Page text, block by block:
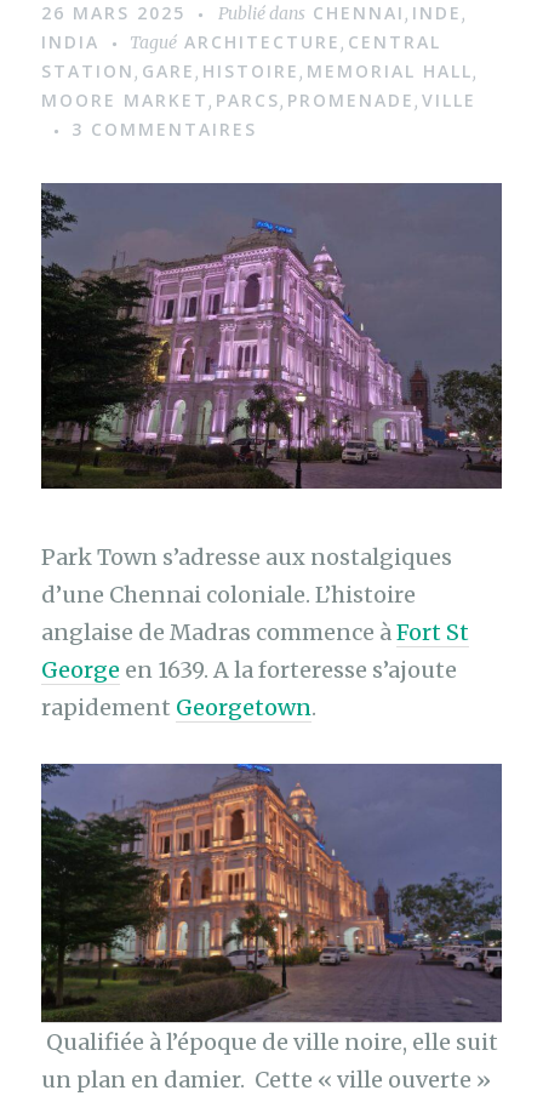
26 MARS 2025 Publié dans CHENNAI, INDE,
INDIA Tagué ARCHITECTURE, CENTRAL
STATION, GARE, HISTOIRE, MEMORIAL HALL,
MOORE MARKET, PARCS, PROMENADE,VILLE
3 COMMENTAIRES
Park Town s’adresse aux nostalgiques
d’une Chennai coloniale. L’histoire
anglaise de Madras commence àFort St
George en 1639. A la forteresse s’ajoute
rapidement Georgetown.
Qualifiée à l’époque de ville noire, elle suit
un plan en damier. Cette « ville ouverte »